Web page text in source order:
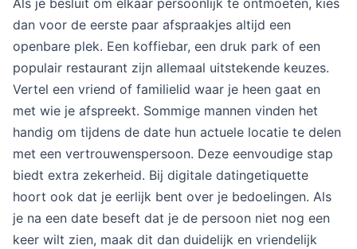
dan voor de eerste paar afspraakjes altijd een
openbare plek. Een koffiebar, een druk park of een
populair restaurant zijn allemaal uitstekende keuzes.
Vertel een vriend of familielid waar je heen gaat en
met wie je afspreekt. Sommige mannen vinden het
handig om tijdens de date hun actuele locatie te delen
met een vertrouwenspersoon. Deze eenvoudige stap
biedt extra zekerheid. Bij digitale datingetiquette
hoort ook dat je eerlijk bent over je bedoelingen. Als
je na een date beseft dat je de persoon niet nog een
keer wilt zien, maak dit dan duidelijk en vriendelijk